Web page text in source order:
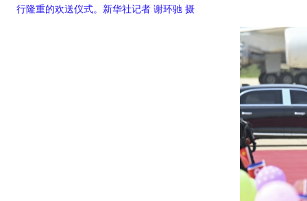
行隆重的欢送仪式。新华社记者 谢环驰 摄